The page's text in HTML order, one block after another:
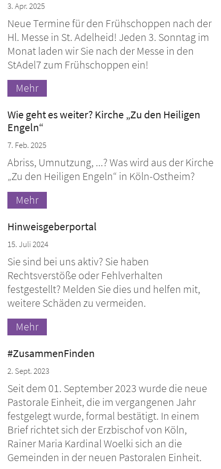
3. Apr. 2025
Neue Termine für den Frühschoppen nach der
Hl. Messe in St. Adelheid! Jeden 3. Sonntag im
Monat laden wir Sie nach der Messe in den
StAdel7 zum Frühschoppen ein!
Mehr
Wie geht es weiter? Kirche „Zu den Heiligen
Engeln“
7. Feb. 2025
Abriss, Umnutzung, ...? Was wird aus der Kirche
„Zu den Heiligen Engeln“ in Köln-Ostheim?
Mehr
Hinweisgeberportal
15. Juli 2024
Sie sind bei uns aktiv? Sie haben
Rechtsverstöße oder Fehlverhalten
festgestellt? Melden Sie dies und helfen mit,
weitere Schäden zu vermeiden.
Mehr
#ZusammenFinden
2. Sept. 2023
Seit dem 01. September 2023 wurde die neue
Pastorale Einheit, die im vergangenen Jahr
festgelegt wurde, formal bestätigt. In einem
Brief richtet sich der Erzbischof von Köln,
Rainer Maria Kardinal Woelki sich an die
Gemeinden in der neuen Pastoralen Einheit.